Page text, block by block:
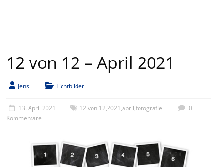
12 von 12 – April 2021
Jens Lichtbilder
13. April 2021 12 von 12,2021 ,april,fotografie
0
Kommentare